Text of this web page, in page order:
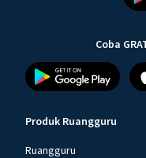
Coba
Produk Ruangguru
Ruangguru